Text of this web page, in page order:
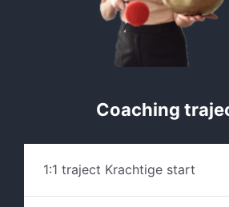
Coaching
1:1 traject Krachtige start